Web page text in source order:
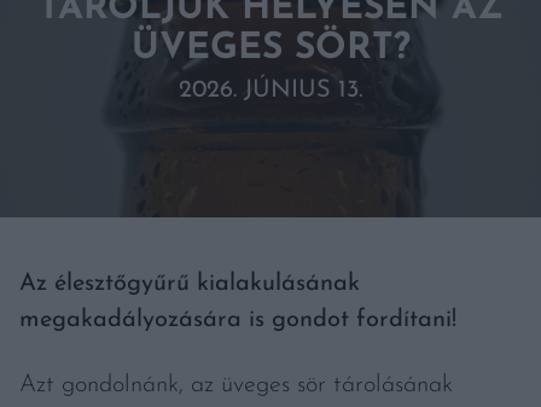
TÁROLJUK HELYESEN AZ
ÜVEGES SÖRT?
2026. JÚNIUS 13.
Az élesztőgyűrű kialakulásának
megakadályozására is gondot fordítani!
Azt gondolnánk, az üveges sör tárolásának